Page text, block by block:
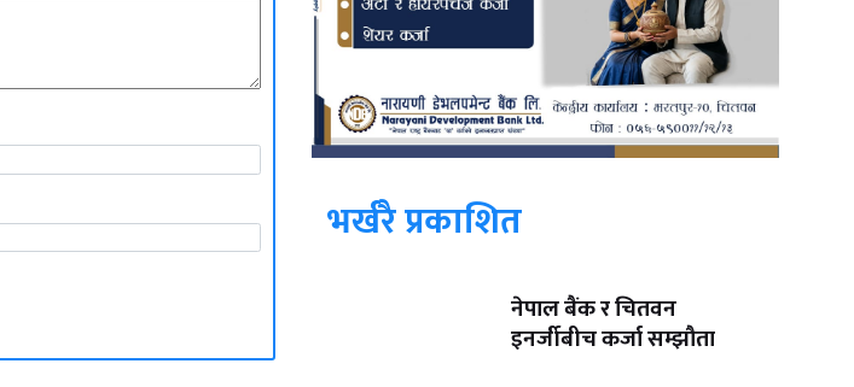
भर्खरै प्रकाशित
नेपाल बैंक र चितवन
इनर्जीबीच कर्जा सम्झौता